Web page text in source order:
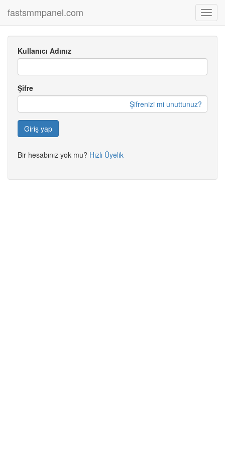
fastsmmpanel.com
Kullanıcı Adınız
Şifre
Şifrenizi mi unuttunuz?
Giriş yap
Bir hesabınız yok mu? Hızlı Üyelik